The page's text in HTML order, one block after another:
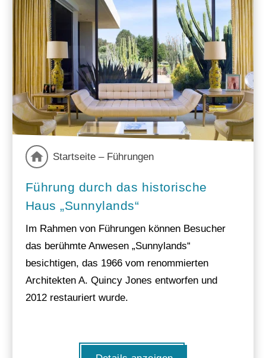
Startseite – Führungen
Führung durch das historische
Haus „Sunnylands“
Im Rahmen von Führungen können Besucher
das berühmte Anwesen „Sunnylands“
besichtigen, das 1966 vom renommierten
Architekten A. Quincy Jones entworfen und
2012 restauriert wurde.